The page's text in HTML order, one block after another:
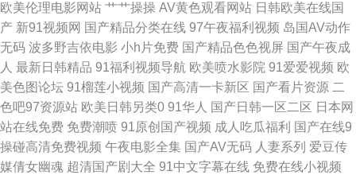
四虎精品久久精品 国自区视频50页 东京热女人天堂 91日韩成人综合 色五月
成人导航 福利视频站 91露出 91永久免费网站 福利视频导航啪啪 91社在线
电影 92AV免费看 91传媒在线官网 91精选探花视频 午夜福利院281 午夜免
费福利视频 日韩成人久草青青 影音先锋三级伦理 欧美亚洲另类专区 www喷
水 1024视频黄 精品国产资源 91视频欧美 日韩欧美色图 传媒卡一卡二传媒
欧美伦理电影网站 艹艹操操 AV黄色观看网站 日韩欧美在线国
产 新91视频网 国产精品分类在线 97午夜福利视频 岛国AV动作
无码 波多野吉依电影 小h片免费 国产精品色色视屏 国产午夜成
人 最新日韩精品 91福利视频导航 欧美喷水影院 91爱爱视频 欧
美色图论坛 91榴莲小视频 国产高清一卡新区 国产看片资源 二
色吧97资源站 欧美日韩另类0 91华人 国产日韩一区二区 日本网
站在线免费 免费潮喷 91原创国产视频 成人吃瓜福利 国产在线9
操碰高清免费视频 午夜电影全集 国产AV无码 人妻系列 爱豆传
媒倩女幽魂 超清国产剧大全 91中文字幕在线 免费在线小视频